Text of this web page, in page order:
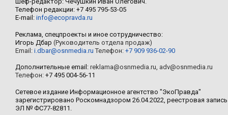
Телефон редакции: +7 495 795-53-05
E-mail: info@ecopravda.ru
Реклама, спецпроекты и иное сотрудничество:
Игорь Дбар (Руководитель отдела продаж)
Email: i.dbar@osnmedia.ru Телефон: +7 909 936-02-90
Дополнительные email: reklama@osnmedia.ru, adv@osnmedia.ru
Телефон: +7 495 004-56-11
Сетевое издание Информационное агентство "ЭкоПравда"
зарегистрировано Роскомнадзором 26.04.2022, реестровая запись
ЭЛ № ФС77-82811.